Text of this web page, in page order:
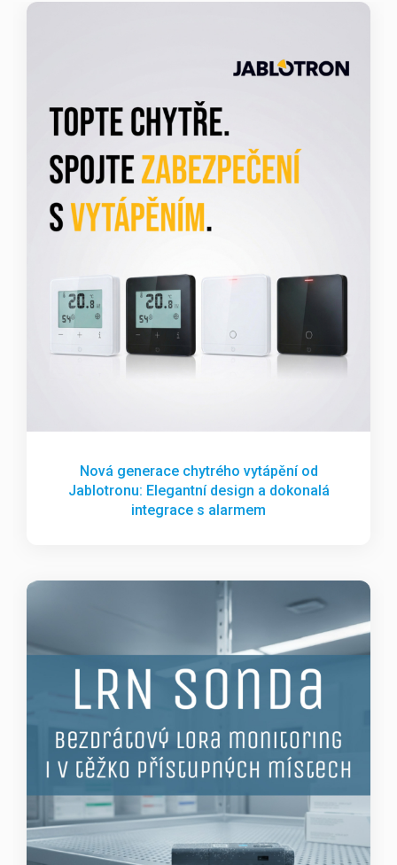
Nová generace chytrého vytápění od
Jablotronu: Elegantní design a dokonalá
integrace s alarmem